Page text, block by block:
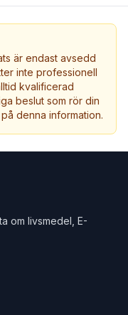
är endast avsedd
inte professionell
kvalificerad
beslut som rör din
denna information.
om livsmedel, E-